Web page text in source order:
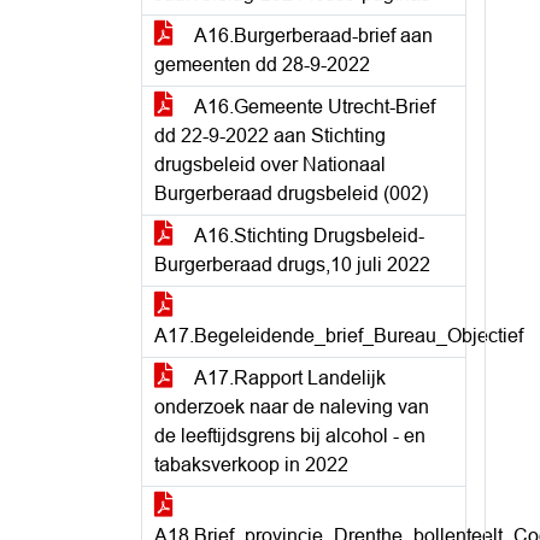
A16.Burgerberaad-brief aan
gemeenten dd 28-9-2022
A16.Gemeente Utrecht-Brief
dd 22-9-2022 aan Stichting
drugsbeleid over Nationaal
Burgerberaad drugsbeleid (002)
A16.Stichting Drugsbeleid-
Burgerberaad drugs,10 juli 2022
A17.Begeleidende_brief_Bureau_Objectief
A17.Rapport Landelijk
onderzoek naar de naleving van
de leeftijdsgrens bij alcohol - en
tabaksverkoop in 2022